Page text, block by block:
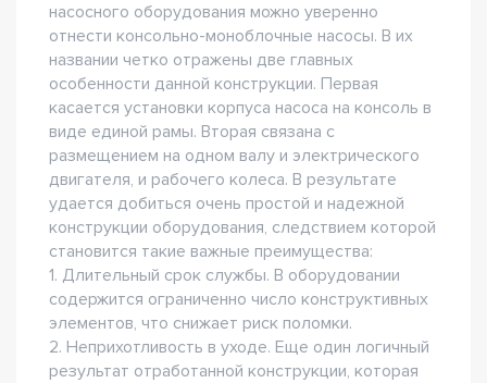
насосного оборудования можно уверенно
отнести консольно-моноблочные насосы. В их
названии четко отражены две главных
особенности данной конструкции. Первая
касается установки корпуса насоса на консоль в
виде единой рамы. Вторая связана с
размещением на одном валу и электрического
двигателя, и рабочего колеса. В результате
удается добиться очень простой и надежной
конструкции оборудования, следствием которой
становится такие важные преимущества:
1. Длительный срок службы. В оборудовании
содержится ограниченно число конструктивных
элементов, что снижает риск поломки.
2. Неприхотливость в уходе. Еще один логичный
результат отработанной конструкции, которая